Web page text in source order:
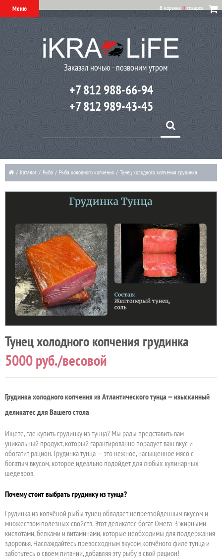
Меню В корзине 0 товаров
Заказал ночью - позвоним утром
+7 812 988-66-94
+7 812 989-43-45
/ Каталог / Рыба / Рыба холодного копчения / Тунец холодного копчения грудинка
Тунец холодного копчения грудинка
5000руб./весовой
Грудинка холодного копчения из Атлантического тунца — изысканный
деликатес для Вашего стола
Ищете, где купить грудинку из тунца? Мы рады представить вам
уникальный продукт, который гарантированно порадует ваш вкус и
обогатит рацион. Грудинка тунца — это нежное, насыщенное мясо с
богатым вкусом, которое идеально подойдет для любых кулинарных
шедевров.
Почему стоит выбрать грудинку из тунца?
Грудинка из копчёной рыбы тунец обладает непревзойденным вкусом и
множеством полезных свойств. Этот деликатес богат Омега-3 жирными
кислотами, белками и витаминами, которые необходимы для поддержания
здоровья. Наслаждайтесь превосходным вкусом копчёного филе тунца и
заботьтесь о своем питании, добавляя эту рыбу в свой рацион!